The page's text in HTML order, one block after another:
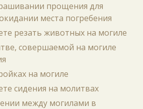
прощения для
места погребения
резать животных на могиле
совершаемой на могиле
на могиле
сидения на молитвах
между могилами в